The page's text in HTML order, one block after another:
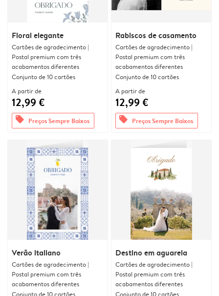
Floral elegante
Cartões de agradecimento |
Postal premium com três
acabamentos diferentes
Conjunto de 10 cartões
A partir de
12,99 €
offers Preços Sempre Baixos
Rabiscos de casamento
Cartões de agradecimento |
Postal premium com três
acabamentos diferentes
Conjunto de 10 cartões
A partir de
12,99 €
offers Preços Sempre Baixos
Verão italiano
Cartões de agradecimento |
Postal premium com três
acabamentos diferentes
Conjunto de 10 cartões
Destino em aguarela
Cartões de agradecimento |
Postal premium com três
acabamentos diferentes
Conjunto de 10 cartões